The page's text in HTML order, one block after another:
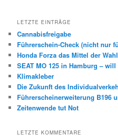
LETZTE EINTRÄGE
Cannabisfreigabe
Führerschein-Check (nicht nur
Honda Forza das Mittel der
SEAT MO 125 in Hamburg –
Klimakleber
Die Zukunft des
Führerscheinerweiterung B196
Zeitenwende tut Not
LETZTE KOMMENTARE